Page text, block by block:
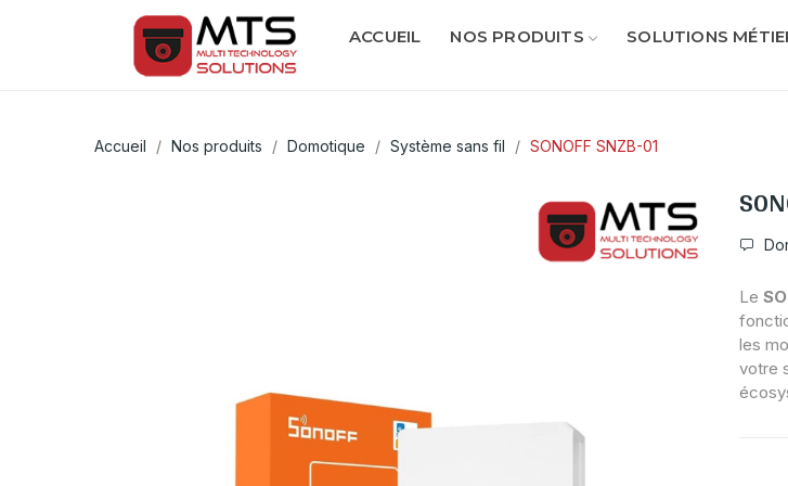
ACCUEIL NOS PRODUITS SOLUTIONS
Accueil Nos produits Domotique Système sans fil SONOFF SNZB-01
Le
les
votre